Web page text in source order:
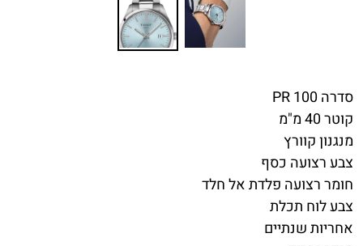
סדרהPR 100
קוטר40מ"מ
מנגנוןקוורץ
צבערצועה כסף
חומררצועה פלדתאלחלד
צבעלוח תכלת
אחריותשנתיים